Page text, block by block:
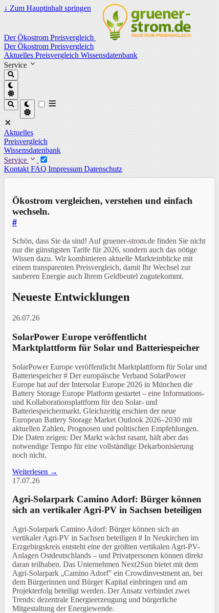
↓Zum Hauptinhalt springen
Der Ökostrom Preisvergleich
Der Ökostrom Preisvergleich
AktuellesPreisvergleichWissensdatenbank
Service
Aktuelles
Preisvergleich
Wissensdatenbank
Service
KontaktFAQImpressumDatenschutz
Ökostrom vergleichen, verstehen und einfach
wechseln.
#
Schön, dass Sie da sind! Auf gruener-strom.de finden Sie nicht
nur die günstigsten Tarife für 2026, sondern auch das nötige
Wissen dazu. Wir kombinieren aktuelle Markteinblicke mit
einem transparenten Preisvergleich, damit Ihr Wechsel zur
sauberen Energie auch Ihrem Geldbeutel zugutekommt.
Neueste Entwicklungen
26.07.26
SolarPower Europe veröffentlicht
Marktplattform für Solar und Batteriespeicher
SolarPower Europe veröffentlicht Marktplattform für Solar und
Batteriespeicher # Der europäische Verband SolarPower
Europe hat auf der Intersolar Europe 2026 in München die
Battery Storage Europe Platform gestartet – eine Informations-
und Kollaborationsplattform für den Solar- und
Batteriespeichermarkt. Gleichzeitig erschien der neue
European Battery Storage Market Outlook 2026–2030 mit
aktuellen Zahlen, Prognosen und politischen Empfehlungen.
Die Daten zeigen: Der Markt wächst rasant, hält aber das
notwendige Tempo für eine vollständige Dekarbonisierung
noch nicht.
Weiterlesen →
17.07.26
Agri-Solarpark Camino Adorf: Bürger können
sich an vertikaler Agri-PV in Sachsen beteiligen
Agri-Solarpark Camino Adorf: Bürger können sich an
vertikaler Agri-PV in Sachsen beteiligen # In Neukirchen im
Erzgebirgskreis entsteht eine der größten vertikalen Agri-PV-
Anlagen Ostdeutschlands – und Privatpersonen können direkt
daran teilhaben. Das Unternehmen Next2Sun bietet mit dem
Agri-Solarpark „Camino Adorf" ein Crowdinvestment an, bei
dem Bürgerinnen und Bürger Kapital einbringen und am
Projekterfolg beteiligt werden. Der Ansatz verbindet zwei
Trends: dezentrale Energieerzeugung und bürgerliche
Mitgestaltung der Energiewende.